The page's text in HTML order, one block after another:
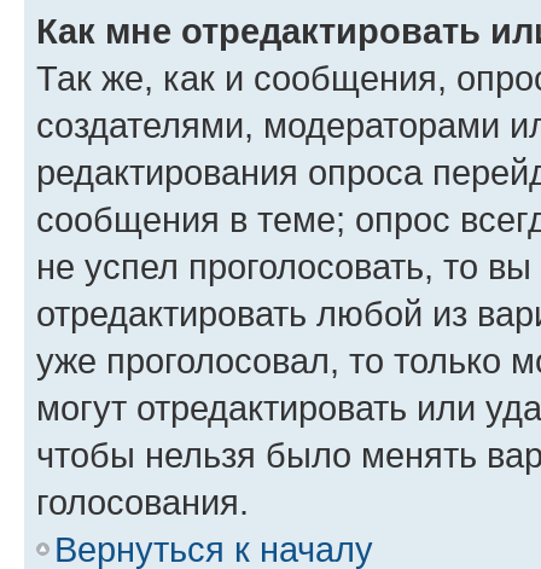
Как мне отредактировать
Так же, как и сообщения,
создателями, модераторами
редактирования опроса
сообщения в теме; опрос
не успел проголосовать, то
отредактировать любой из
уже проголосовал, то только
могут отредактировать или
чтобы нельзя было менять
голосования.
Вернуться к началу